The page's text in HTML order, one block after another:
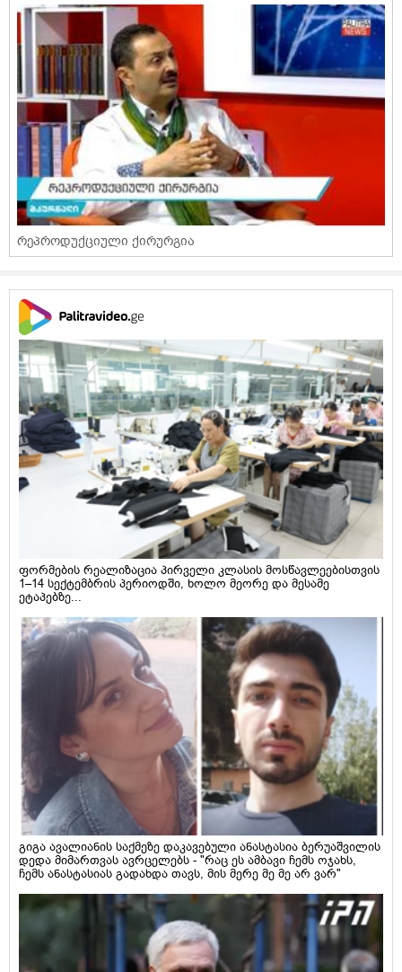
რეპროდუქციული ქირურგია
ფორმების რეალიზაცია პირველი კლასის მოსწავლეებისთვის
1–14 სექტემბრის პერიოდში, ხოლო მეორე და მესამე
ეტაპებზე...
გიგა ავალიანის საქმეზე დაკავებული ანასტასია ბერუაშვილის
დედა მიმართვას ავრცელებს - "რაც ეს ამბავი ჩემს ოჯახს,
ჩემს ანასტასიას გადახდა თავს, მის მერე მე მე არ ვარ"